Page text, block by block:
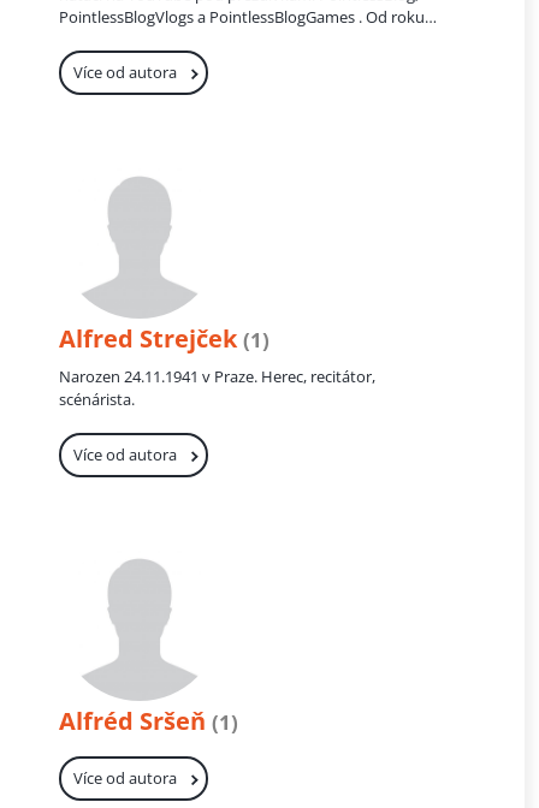
znovu až v roce 1946. V USA získal Tarski postupně
nejvýznamnější byly Harvard Univers...
PointlessBlogVlogs a PointlessBlogGames . Od roku
2016.Více od autora
Alfred Strejček (1)
Narozen 24.11.1941 v Praze. Herec, recitátor,
scénárista.
Více od autora
Alfréd Sršeň (1)
Více od autora